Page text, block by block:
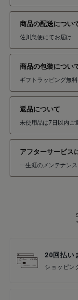
商品の配送につい
佐川急便にてお届け
商品の包装につい
ギフトラッピング無料
返品について
未使用品は7日以内ご
アフターサービス
一生涯のメンテナンス
20回払い
ショッピン